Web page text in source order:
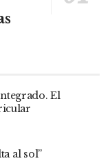
El
al sol”